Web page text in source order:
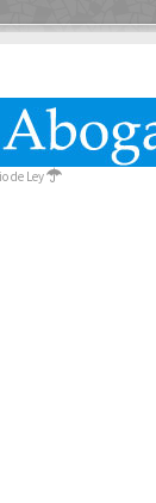
de Ley